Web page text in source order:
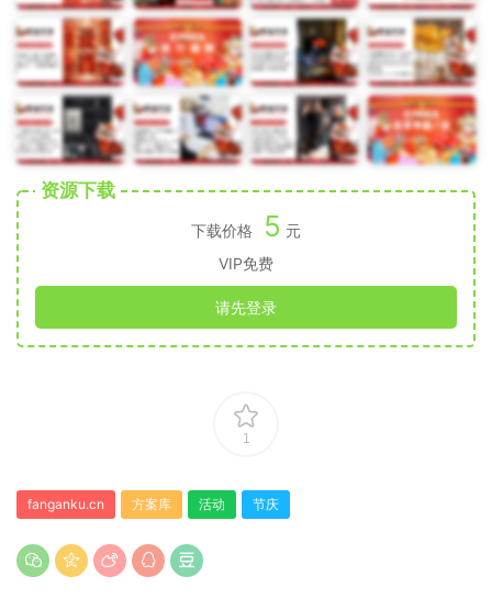
资源下载
下载价格 5 元
VIP免费
请先登录
1
fanganku.cn 方案库 活动 节庆